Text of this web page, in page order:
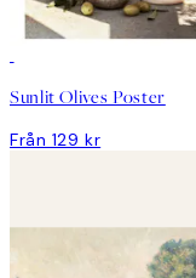
Sunlit Olives Poster
Från 129 kr